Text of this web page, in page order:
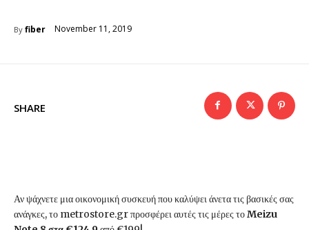
By fiber November 11, 2019
SHARE
Αν ψάχνετε μια οικονομική συσκευή που καλύψει άνετα τις βασικές σας
ανάγκες, το metrostore.gr προσφέρει αυτές τις μέρες τοMeizu